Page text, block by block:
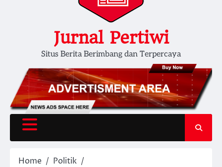
Jurnal Pertiwi
Situs Berita Berimbang dan Terpercaya
Home
Politik